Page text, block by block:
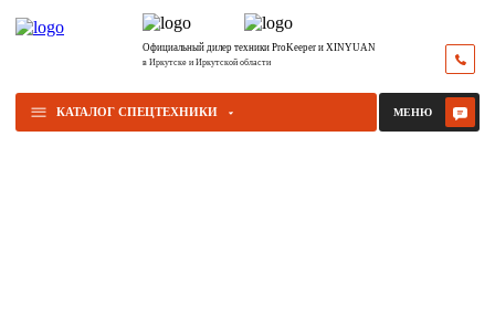
Официальный дилер техники ProKeeper и XINYUAN
в Иркутске и Иркутской области
КАТАЛОГ СПЕЦТЕХНИКИ МЕНЮ